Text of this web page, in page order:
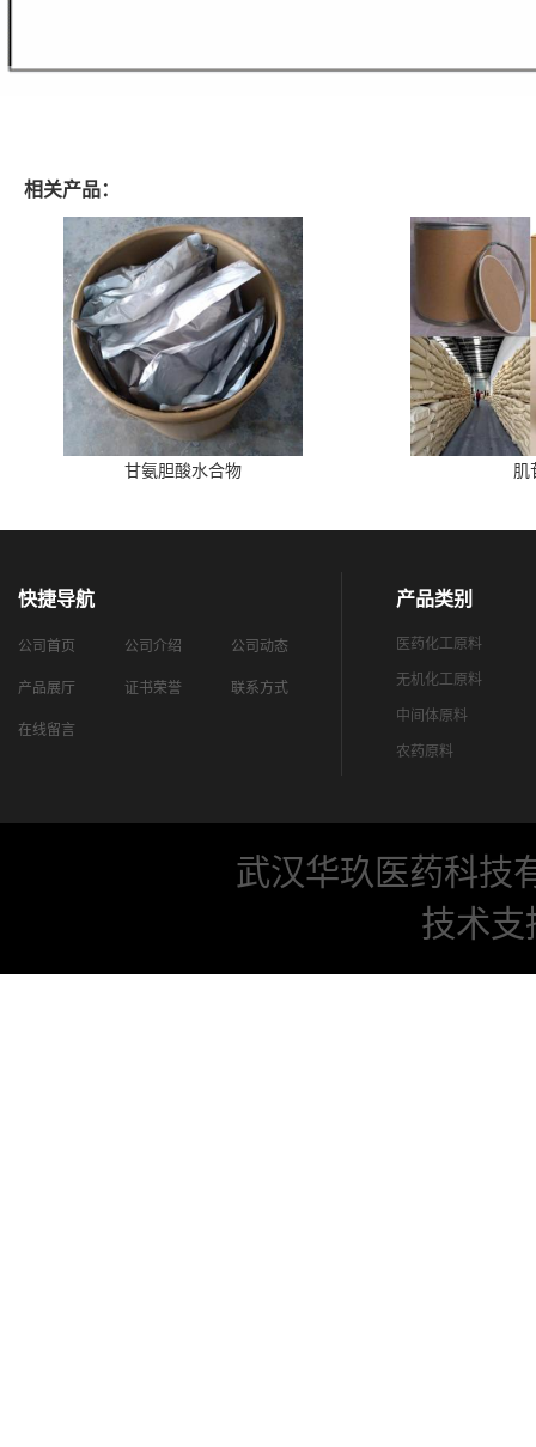
相关产品：
甘氨胆酸水合物 肌
快捷导航
公司首页 公司介绍 公司动态
产品展厅 证书荣誉 联系方式
在线留言
产品类别
医药化工原料
无机化工原料
中间体原料
农药原料
武汉华玖医药科技
技术